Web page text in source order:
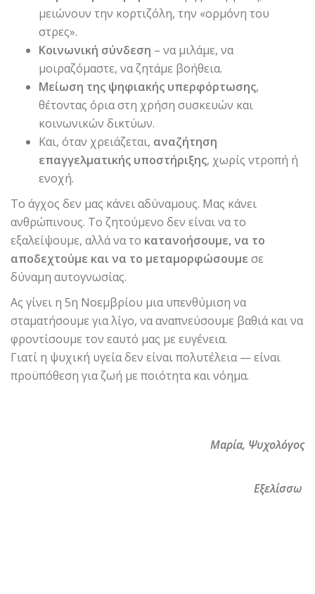
μειώνουν την κορτιζόλη, την «ορμόνη του
στρες».
Κοινωνική σύνδεση – να μιλάμε, να
μοιραζόμαστε, να ζητάμε βοήθεια.
Μείωση της ψηφιακής υπερφόρτωσης,
θέτοντας όρια στη χρήση συσκευών και
κοινωνικών δικτύων.
Και, όταν χρειάζεται, αναζήτηση
επαγγελματικής υποστήριξης, χωρίς ντροπή ή
ενοχή.
Το άγχος δεν μας κάνει αδύναμους. Μας κάνει
ανθρώπινους. Το ζητούμενο δεν είναι να το
εξαλείψουμε, αλλά να το κατανοήσουμε, να το
αποδεχτούμε και να το μεταμορφώσουμε σε
δύναμη αυτογνωσίας.
Ας γίνει η 5η Νοεμβρίου μια υπενθύμιση να
σταματήσουμε για λίγο, να αναπνεύσουμε βαθιά και να
φροντίσουμε τον εαυτό μας με ευγένεια.
Γιατί η ψυχική υγεία δεν είναι πολυτέλεια — είναι
προϋπόθεση για ζωή με ποιότητα και νόημα.
Μαρία, Ψυχολόγος
Εξελίσσω